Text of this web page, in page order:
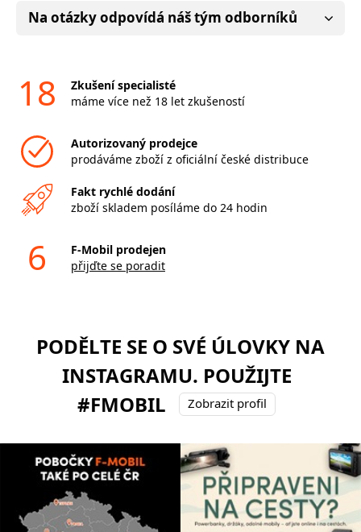
Na otázky odpovídá náš tým odborníků
18
Zkušení specialisté
máme více než 18 let zkušeností
Autorizovaný prodejce
prodáváme zboží z oficiální české distribuce
Fakt rychlé dodání
zboží skladem posíláme do 24 hodin
6
F-Mobil prodejen
přijďte se poradit
PODĚLTE SE O SVÉ ÚLOVKY NA
INSTAGRAMU. POUŽIJTE
#FMOBIL
Zobrazit profil